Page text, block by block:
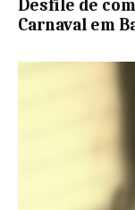
Desfile de
Carnaval em